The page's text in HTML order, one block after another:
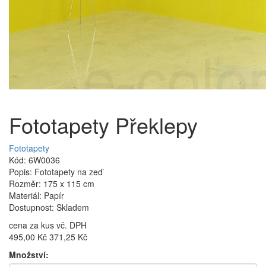
Fototapety Překlepy
Fototapety
Kód: 6W0036
Popis: Fototapety na zeď
Rozměr: 175 x 115 cm
Materiál: Papír
Dostupnost: Skladem
cena za kus vč. DPH
495,00 Kč 371,25 Kč
Množství: